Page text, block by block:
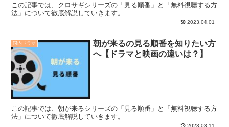
この記事では、クロサギシリーズの「見る順番」と「無料視聴する方
法」について徹底解説していきます。
2023.04.01
国内ドラマ
朝が来るの見る順番を知りたい方
へ【ドラマと映画の違いは？】
この記事では、朝が来るシリーズの「見る順番」と「無料視聴する方
法」について徹底解説していきます。
2023.03.11